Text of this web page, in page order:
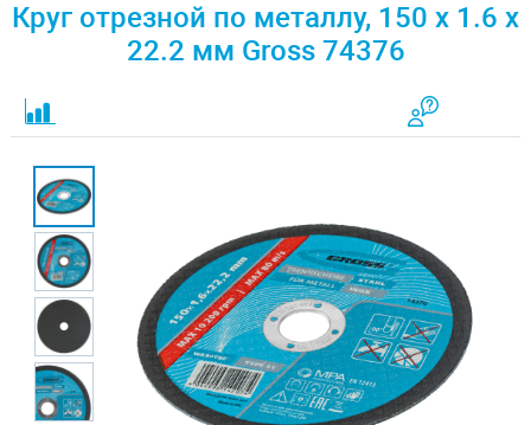
Круг отрезной по металлу, 150 х 1.6 х
22.2 мм Gross 74376